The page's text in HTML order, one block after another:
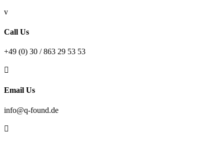
v
Call Us
+49 (0) 30 / 863 29 53 53

Email Us
info@q-found.de
